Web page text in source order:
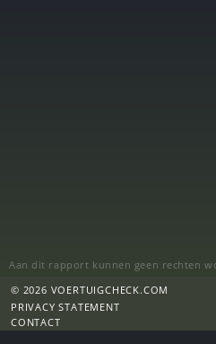
Aan dit rapport kunnen geen rechten
© 2026 VOERTUIGCHECK.COM
PRIVACY STATEMENT
CONTACT